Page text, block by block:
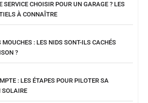
SERVICE CHOISIR POUR UN GARAGE ? LES
À CONNAÎTRE
MOUCHES : LES NIDS SONT-ILS CACHÉS
?
: LES ÉTAPES POUR PILOTER SA
SOLAIRE